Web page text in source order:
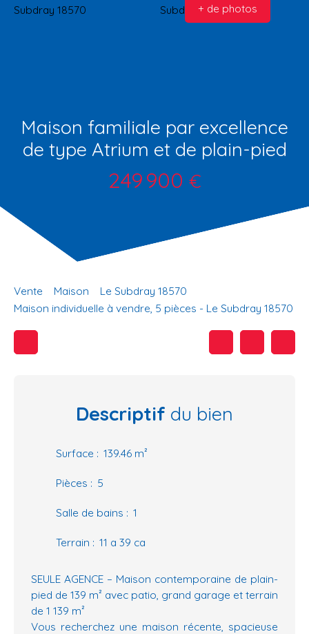
+ de photos
Maison familiale par excellence
de type Atrium et de plain-pied
249 900 €
Vente Maison
Le Subdray 18570
Maison individuelle à vendre, 5 pièces - Le Subdray 18570
Descriptif du bien
Surface : 139.46 m²
Pièces : 5
Salle de bains : 1
Terrain : 11 a 39 ca
SEULE AGENCE – Maison contemporaine de plain-
pied de 139 m² avec patio, grand garage et terrain
de 1 139 m²
Vous recherchez une maison récente, spacieuse